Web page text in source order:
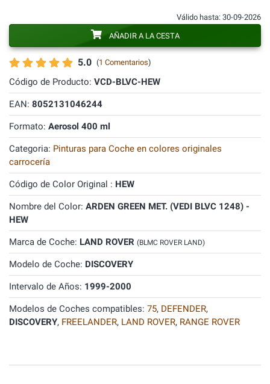
5.0 (1 Comentarios)
Código de Producto: VCD-BLVC-HEW
EAN: 8052131046244
Formato: Aerosol 400 ml
Categoria: Pinturas para Coche en colores originales
carrocería
Código de Color Original : HEW
Nombre del Color: ARDEN GREEN MET. (VEDI BLVC 1248) -
HEW
Marca de Coche: LAND ROVER (BLMC ROVER LAND)
Modelo de Coche: DISCOVERY
Intervalo de Años: 1999-2000
Modelos de Coches compatibles: 75, DEFENDER,
DISCOVERY, FREELANDER, LAND ROVER, RANGE ROVER
Válido hasta: 30-09-2026
AÑADIR A LA CESTA